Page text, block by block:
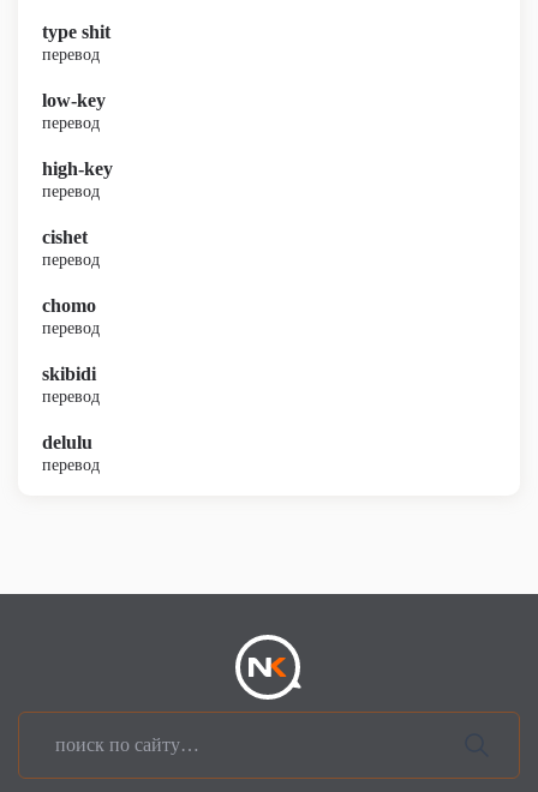
type shit
перевод
low-key
перевод
high-key
перевод
cishet
перевод
chomo
перевод
skibidi
перевод
delulu
перевод